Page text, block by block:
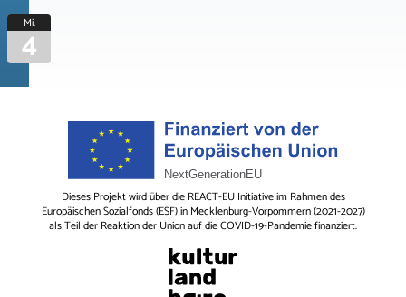
Mi.
4
Dieses Projekt wird über die REACT-EU Initiative im Rahmen des
Europäischen Sozialfonds (ESF) in Mecklenburg-Vorpommern (2021-2027)
als Teil der Reaktion der Union auf die COVID-19-Pandemie finanziert.